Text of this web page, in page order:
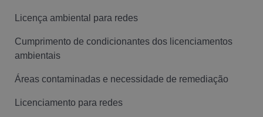
Licença ambiental para redes
Cumprimento de condicionantes dos licenciamentos
ambientais
Áreas contaminadas e necessidade de remediação
Licenciamento para redes